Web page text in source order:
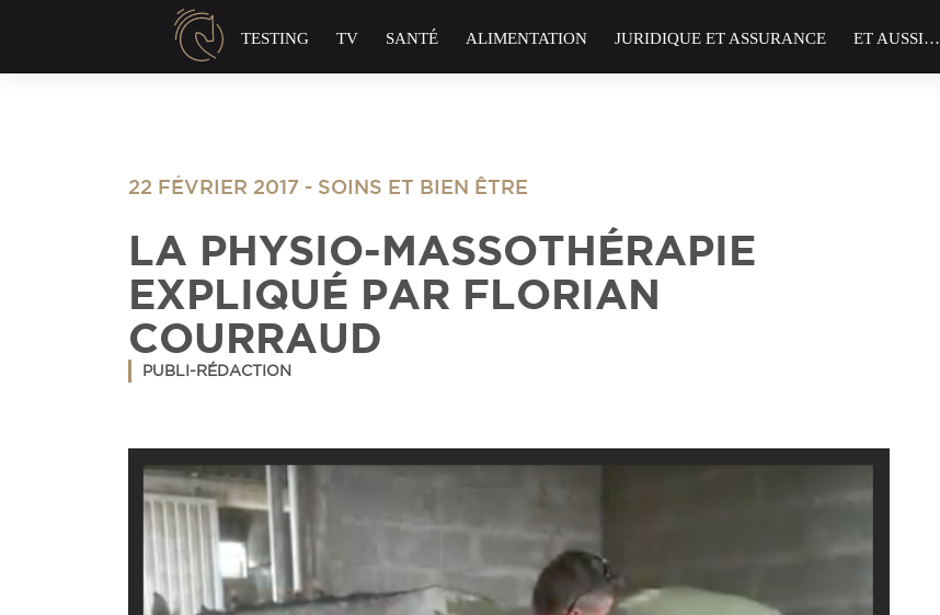
TESTING TV SANTÉ ALIMENTATION JURIDIQUE ET ASSURANCE ET AUSSI…
22 FÉVRIER 2017 - SOINS ET BIEN ÊTRE
LA PHYSIO-MASSOTHÉRAPIE
EXPLIQUÉ PAR FLORIAN
COURRAUD
PUBLI-RÉDACTION
Panneau de gestion des cookies